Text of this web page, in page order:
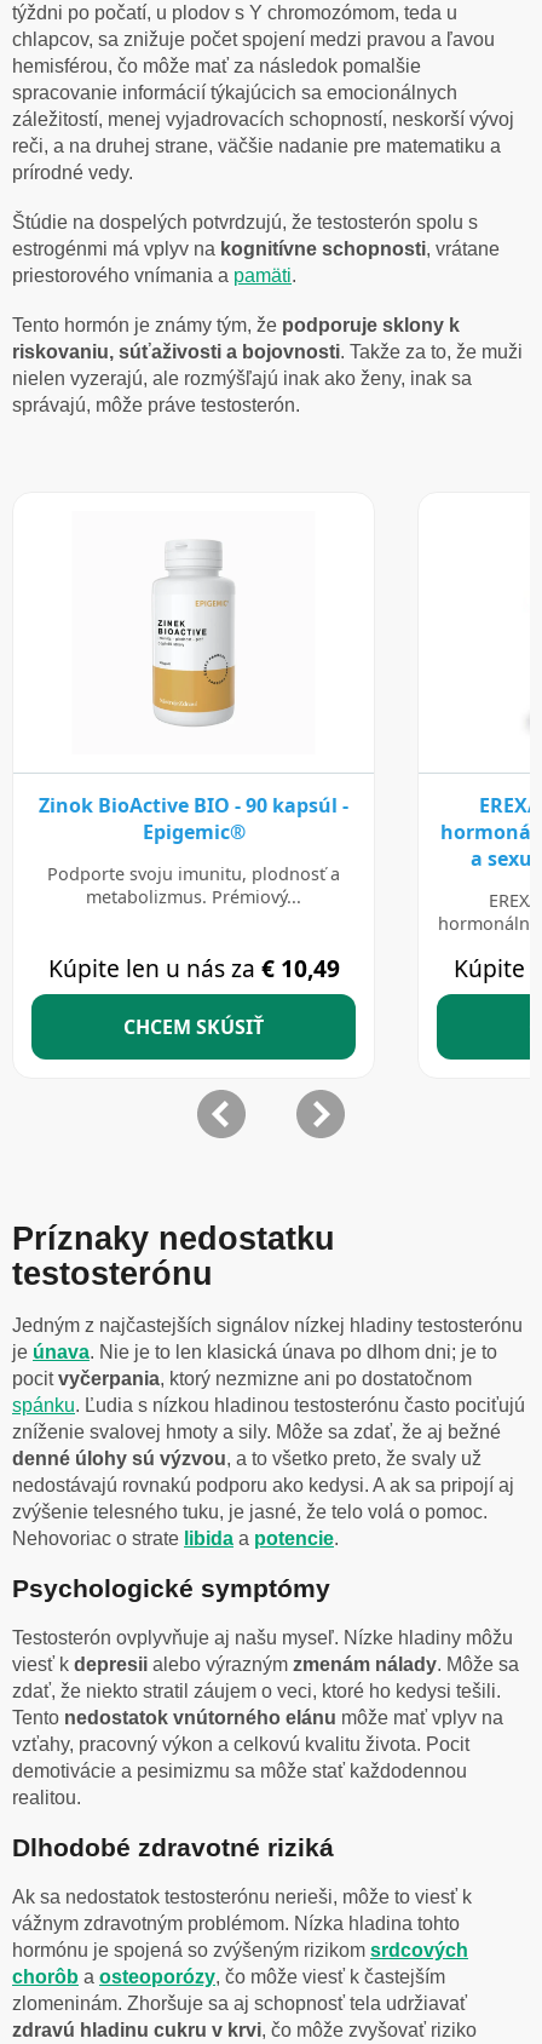
týždni po počatí, u plodov s Y chromozómom, teda u
chlapcov, sa znižuje počet spojení medzi pravou a ľavou
hemisférou, čo môže mať za následok pomalšie
spracovanie informácií týkajúcich sa emocionálnych
záležitostí, menej vyjadrovacích schopností, neskorší vývoj
reči, a na druhej strane, väčšie nadanie pre matematiku a
prírodné vedy.
Štúdie na dospelých potvrdzujú, že testosterón spolu s
estrogénmi má vplyv na kognitívne schopnosti, vrátane
priestorového vnímania a pamäti.
Tento hormón je známy tým, že podporuje sklony k
riskovaniu, súťaživosti a bojovnosti. Takže za to, že muži
nielen vyzerajú, ale rozmýšľajú inak ako ženy, inak sa
správajú, môže práve testosterón.
Príznaky nedostatku
testosterónu
Jedným z najčastejších signálov nízkej hladiny testosterónu
je únava. Nie je to len klasická únava po dlhom dni; je to
pocitvyčerpania, ktorý nezmizne ani po dostatočnom
spánku. Ľudia s nízkou hladinou testosterónu často pociťujú
zníženie svalovej hmoty a sily. Môže sa zdať, že aj bežné
denné úlohy sú výzvou, a to všetko preto, že svaly už
nedostávajú rovnakú podporu ako kedysi. A ak sa pripojí aj
zvýšenie telesného tuku, je jasné, že telo volá o pomoc.
Nehovoriac o strate libida a potencie.
Psychologické symptómy
Testosterón ovplyvňuje aj našu myseľ. Nízke hladiny môžu
viesť k depresii alebo výrazným zmenám nálady. Môže sa
zdať, že niekto stratil záujem o veci, ktoré ho kedysi tešili.
Tento nedostatok vnútorného elánu môže mať vplyv na
vzťahy, pracovný výkon a celkovú kvalitu života. Pocit
demotivácie a pesimizmu sa môže stať každodennou
realitou.
Dlhodobé zdravotné riziká
Ak sa nedostatok testosterónu nerieši, môže to viesť k
vážnym zdravotným problémom. Nízka hladina tohto
hormónu je spojená so zvýšeným rizikom srdcových
chorôb a osteoporózy, čo môže viesť k častejším
zlomeninám. Zhoršuje sa aj schopnosť tela udržiavať
zdravú hladinu cukru v krvi, čo môže zvyšovať riziko